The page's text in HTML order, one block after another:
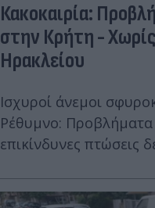
Κακοκαιρία:
στην Κρήτη -
Ηρακλείου
Ισχυροί άνεμοι
Ρέθυμνο: Προβλήματα
επικίνδυνες πτώσεις